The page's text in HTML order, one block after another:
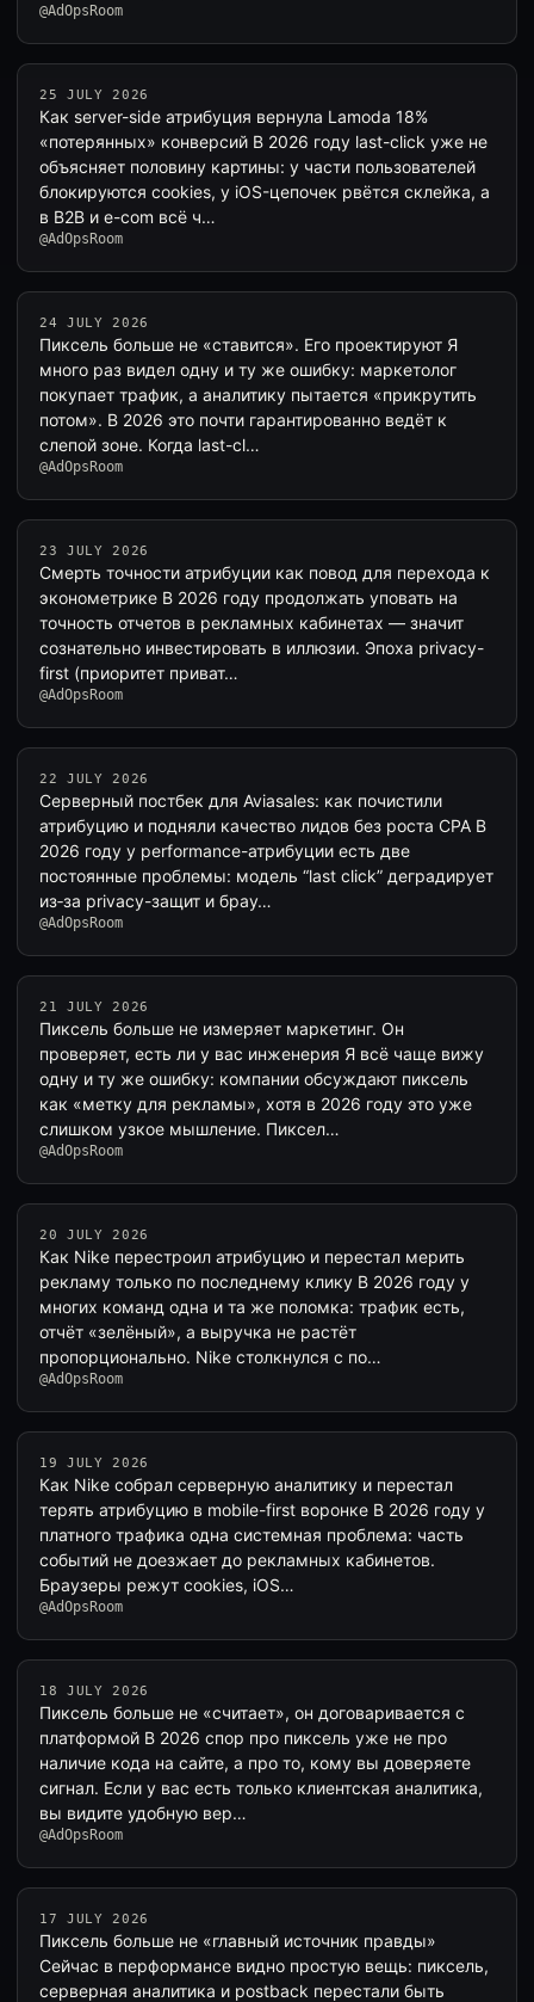
@AdOpsRoom
25 JULY 2026
Как server-side атрибуция вернула Lamoda 18%
«потерянных» конверсий В 2026 году last-click уже не
объясняет половину картины: у части пользователей
блокируются cookies, у iOS-цепочек рвётся склейка, а
в B2B и e-com всё ч…
@AdOpsRoom
24 JULY 2026
Пиксель больше не «ставится». Его проектируют Я
много раз видел одну и ту же ошибку: маркетолог
покупает трафик, а аналитику пытается «прикрутить
потом». В 2026 это почти гарантированно ведёт к
слепой зоне. Когда last-cl…
@AdOpsRoom
23 JULY 2026
Смерть точности атрибуции как повод для перехода к
эконометрике В 2026 году продолжать уповать на
точность отчетов в рекламных кабинетах — значит
сознательно инвестировать в иллюзии. Эпоха privacy-
first (приоритет приват…
@AdOpsRoom
22 JULY 2026
Серверный постбек для Aviasales: как почистили
атрибуцию и подняли качество лидов без роста CPA В
2026 году у performance-атрибуции есть две
постоянные проблемы: модель “last click” деградирует
из‑за privacy-защит и брау…
@AdOpsRoom
21 JULY 2026
Пиксель больше не измеряет маркетинг. Он
проверяет, есть ли у вас инженерия Я всё чаще вижу
одну и ту же ошибку: компании обсуждают пиксель
как «метку для рекламы», хотя в 2026 году это уже
слишком узкое мышление. Пиксел…
@AdOpsRoom
20 JULY 2026
Как Nike перестроил атрибуцию и перестал мерить
рекламу только по последнему клику В 2026 году у
многих команд одна и та же поломка: трафик есть,
отчёт «зелёный», а выручка не растёт
пропорционально. Nike столкнулся с по…
@AdOpsRoom
19 JULY 2026
Как Nike собрал серверную аналитику и перестал
терять атрибуцию в mobile-first воронке В 2026 году у
платного трафика одна системная проблема: часть
событий не доезжает до рекламных кабинетов.
Браузеры режут cookies, iOS…
@AdOpsRoom
18 JULY 2026
Пиксель больше не «считает», он договаривается с
платформой В 2026 спор про пиксель уже не про
наличие кода на сайте, а про то, кому вы доверяете
сигнал. Если у вас есть только клиентская аналитика,
вы видите удобную вер…
@AdOpsRoom
17 JULY 2026
Пиксель больше не «главный источник правды»
Сейчас в перформансе видно простую вещь: пиксель,
серверная аналитика и postback перестали быть